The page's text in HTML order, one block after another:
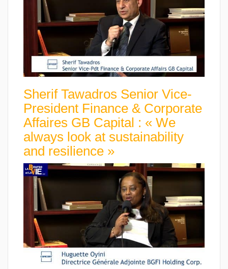
Sherif Tawadros Senior Vice-
President Finance & Corporate
Affaires GB Capital : « We
always look at sustainability
and resilience »